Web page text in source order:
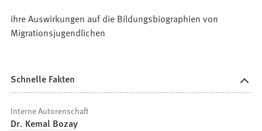
ihre Auswirkungen auf die Bildungsbiographien von
Migrationsjugendlichen
Schnelle Fakten
Interne Autorenschaft
Dr. Kemal Bozay